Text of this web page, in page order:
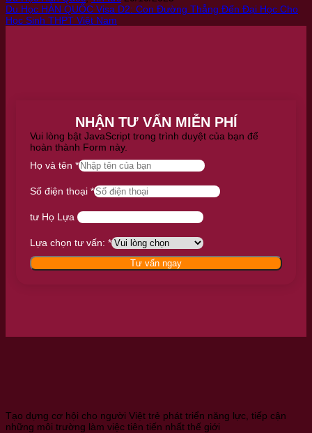
Du Học HÀN QUỐC Visa D2: Con Đường Thẳng Đến Đại Học Cho
Học Sinh THPT Việt Nam
NHẬN TƯ VẤN MIỄN PHÍ
Vui lòng bật JavaScript trong trình duyệt của bạn để
hoàn thành Form này.
Họ và tên*
Số điện thoại*
tư Họ Lựa
Lựa chọn tư vấn:*
Tư vấn ngay
Tạo dựng cơ hội cho người Việt trẻ phát triển năng lực, tiếp cận
những môi trường làm việc tiên tiến nhất thế giới